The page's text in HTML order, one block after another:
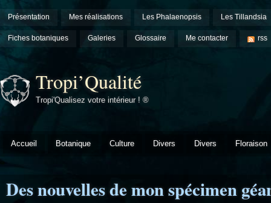
Présentation Mes réalisations Les Phalaenopsis Les Tillandsia
Fiches botaniques Galeries Glossaire Me contacter rss
Tropi’Qualité
Tropi'Qualisez votre intérieur ! ®
Accueil Botanique Culture Divers Divers Floraison
Des nouvelles de mon spécimen